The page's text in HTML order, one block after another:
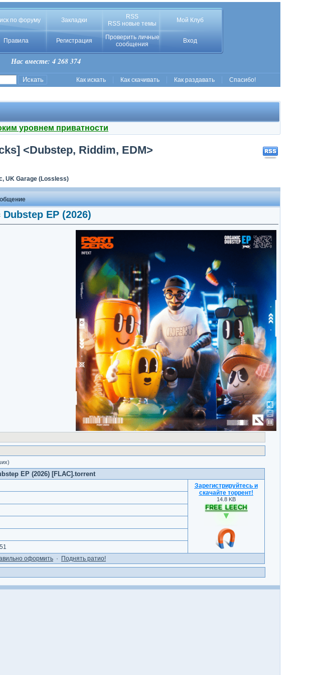
по форуму Закладки
RSS
RSS новые темы
Мой Клуб
Правила Регистрация
Проверить личные
сообщения
Вход
Нас вместе: 4 268 374
Как искать Как скачивать Как раздавать Спасибо!
уровнем приватности
<Dubstep, Riddim, EDM>
UK Garage (Lossless)
EP (2026)
EP (2026) [FLAC].torrent
Зарегистрируйтесь и
скачайте торрент!
14.8 KB
оформить · Поднять ратио!